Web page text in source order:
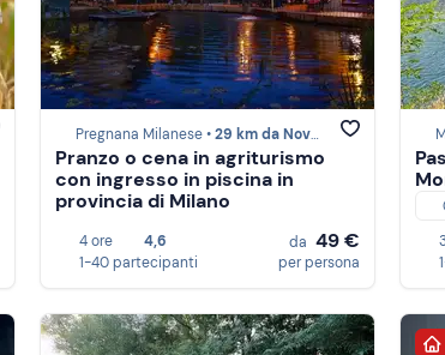
Pregnana Milanese •29 km da Novara
Pranzo o cena in agriturismo
con ingresso in piscina in
provincia di Milano
4 ore
4,6
1-40 partecipanti
da 49 €
per persona